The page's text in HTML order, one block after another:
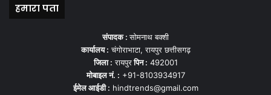
हमारा पता
संपादक :सोमनाथ बक्शी
कार्यालय : चंगोराभाटा, रायपुर छत्तीसगढ़
जिला : रायपुरपिन : 492001
मोबाइल नं. : +91-8103934917
ईमेल आईडी : hindtrends@gmail.com